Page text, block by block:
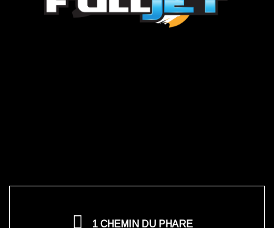
1 CHEMIN DU PHARE